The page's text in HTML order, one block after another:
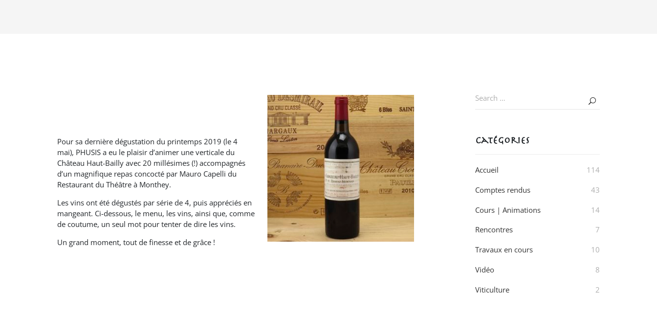
Pour sa dernière dégustation du printemps 2019 (le 4
mai), PHUSIS a eu le plaisir d’animer une verticale du
Château Haut-Bailly avec 20 millésimes (!) accompagnés
d’un magnifique repas concocté par Mauro Capelli du
Restaurant du Théâtre à Monthey.
Les vins ont été dégustés par série de 4, puis appréciés en
mangeant. Ci-dessous, le menu, les vins, ainsi que, comme
de coutume, un seul mot pour tenter de dire les vins.
Un grand moment, tout de finesse et de grâce !
Catégories
Accueil 114
Comptes rendus 43
Cours | Animations 14
Rencontres 7
Travaux en cours 10
Vidéo 8
Viticulture 2